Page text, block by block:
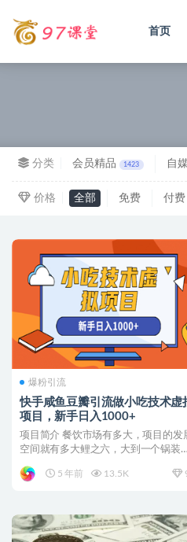
首页
分类 会员精品 1423 自
价格 全部 免费 付费
爆粉引流
快手咸鱼豆瓣引流做小吃技术虚
项目，新手日入1000+
项目简介 餐饮市场有多大，项目的发
空间就有多大鲤之六，大到一个锅装不
5 年前
13.5K